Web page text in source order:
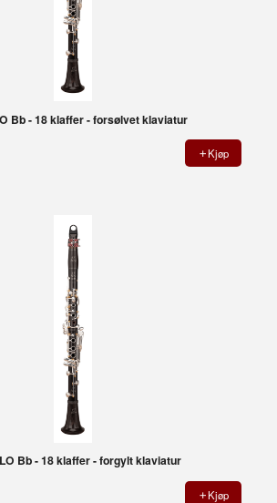
Bb - 18 klaffer - forsølvet klaviatur
Kjøp
Bb - 18 klaffer - forgylt klaviatur
Kjøp